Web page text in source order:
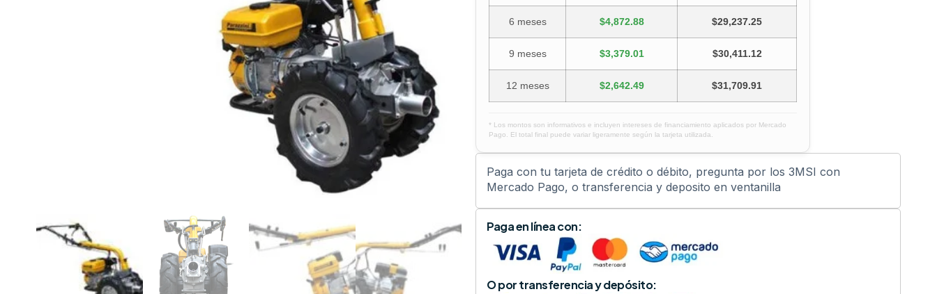
6 meses $4,872.88 $29,237.25
9 meses $3,379.01 $30,411.12
12 meses $2,642.49 $31,709.91
* Los montos son informativos e incluyen intereses de financiamiento aplicados por Mercado
Pago. El total final puede variar ligeramente según la tarjeta utilizada.
Paga con tu tarjeta de crédito o débito, pregunta por los 3MSI con
Mercado Pago, o transferencia y deposito en ventanilla
Paga en línea con:
O por transferencia y depósito: